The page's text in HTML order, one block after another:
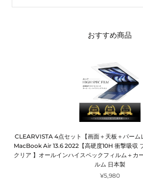
おすすめ商品
CLEARVISTA 4点セット【画面＋天板＋パーム
MacBook Air 13.6 2022【高硬度10H 衝撃吸収
クリア 】オールインハイスペックフィルム＋カ
ルム 日本製
¥5,980